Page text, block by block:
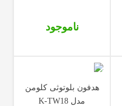
ناموجود
هدفون بلوتوثی کلومن
مدل K-TW18